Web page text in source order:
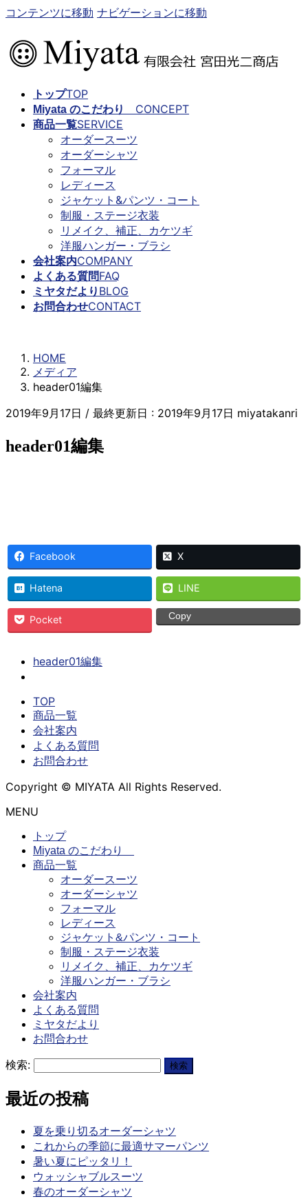
コンテンツに移動 ナビゲーションに移動
トップTOP
Miyata のこだわり CONCEPT
商品一覧SERVICE
オーダースーツ
オーダーシャツ
フォーマル
レディース
ジャケット&パンツ・コート
制服・ステージ衣装
リメイク、補正、カケツギ
洋服ハンガー・ブラシ
会社案内COMPANY
よくある質問FAQ
ミヤタだより BLOG
お問合わせCONTACT
HOME
メディア
header01編集
2019年9月17日 / 最終更新日 : 2019年9月17日 miyatakanri
header01編集
Facebook X
Hatena LINE
Pocket Copy
header01編集
TOP
商品一覧
会社案内
よくある質問
お問合わせ
Copyright © MIYATA All Rights Reserved.
MENU
トップ
Miyata のこだわり
商品一覧
オーダースーツ
オーダーシャツ
フォーマル
レディース
ジャケット&パンツ・コート
制服・ステージ衣装
リメイク、補正、カケツギ
洋服ハンガー・ブラシ
会社案内
よくある質問
ミヤタだより
お問合わせ
検索:
最近の投稿
夏を乗り切るオーダーシャツ
これからの季節に最適サマーパンツ
暑い夏にピッタリ！
ウォッシャブルスーツ
春のオーダーシャツ